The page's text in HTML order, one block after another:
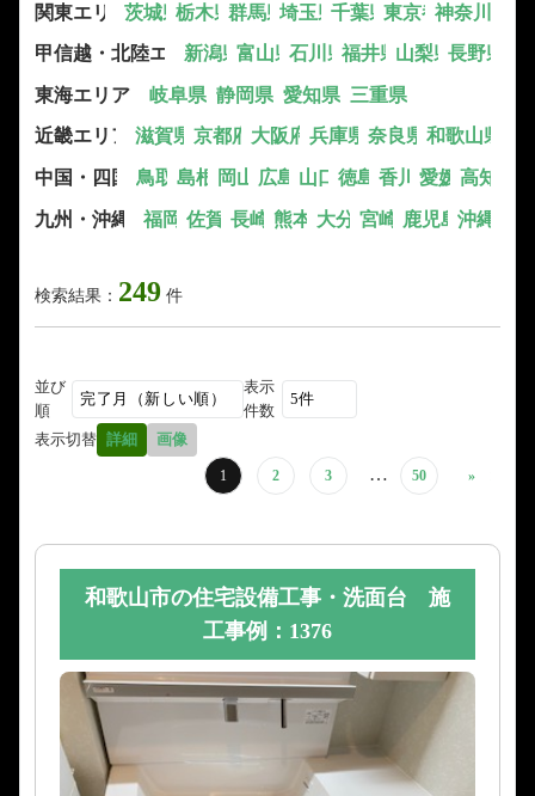
関東エリア茨城県栃木県群馬県埼玉県千葉県東京都神奈川県
甲信越・北陸エリア新潟県富山県石川県福井県山梨県長野県
東海エリア 岐阜県 静岡県 愛知県 三重県
近畿エリア 滋賀県 京都府 大阪府 兵庫県 奈良県 和歌山県
中国・四国エリア
鳥取県島根県岡山県広島県山口県徳島県香川県愛媛県高知県
九州・沖縄エリア
福岡県佐賀県長崎県熊本県大分県宮崎県鹿児島県沖縄県
検索結果： 249 件
並び
順
表示
件数
表示切替 詳細 画像
1 2 3 … 50 »
和歌山市の住宅設備工事・洗面台 施
工事例：1376